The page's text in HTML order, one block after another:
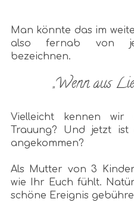
Man könnte das im
also fernab von
bezeichnen.
„Wenn aus
Vielleicht kennen
Trauung? Und jetzt
angekommen?
Als Mutter von 3
wie Ihr Euch fühlt.
schöne Ereignis